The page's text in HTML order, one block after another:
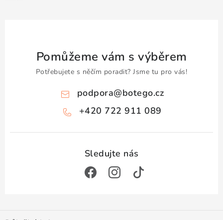
Pomůžeme vám s výběrem
Potřebujete s něčím poradit? Jsme tu pro vás!
podpora@botego.cz
+420 722 911 089